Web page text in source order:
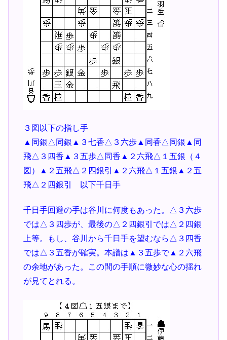
３図以下の指し手
▲同銀△同銀▲３七香△３六歩▲同香△同銀▲同
飛△３四香▲３五歩△同香▲２六飛△１五銀（４
図）▲２五飛△２四銀引▲２六飛△１五銀▲２五
飛△２四銀引 以下千日手
千日手回避の手は谷川に何度もあった。△３六歩
では△３四歩が、最後の△２四銀引では△２四銀
上等。もし、谷川から千日手を望むなら△３四香
では△３五香が確実。本譜は▲３五歩で▲２六飛
の余地があった。この間の手順に微妙な心の揺れ
が見てとれる。